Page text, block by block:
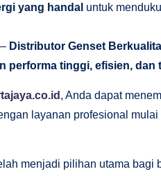
yang handal untuk
– Distributor Genset
performa tinggi, efisien, dan
, Anda dapat
layanan profesional
menjadi pilihan utama